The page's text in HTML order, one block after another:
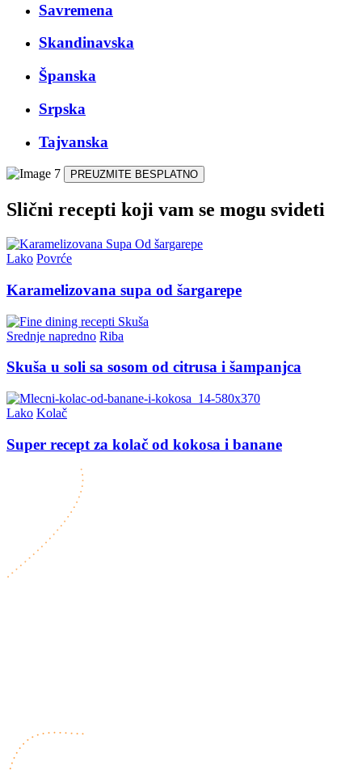
Savremena
Skandinavska
Španska
Srpska
Tajvanska
PREUZMITE BESPLATNO
Slični recepti koji vam se mogu svideti
Lako Povrće
Karamelizovana supa od šargarepe
Srednje napredno Riba
Skuša u soli sa sosom od citrusa i šampanjca
Lako Kolač
Super recept za kolač od kokosa i banane